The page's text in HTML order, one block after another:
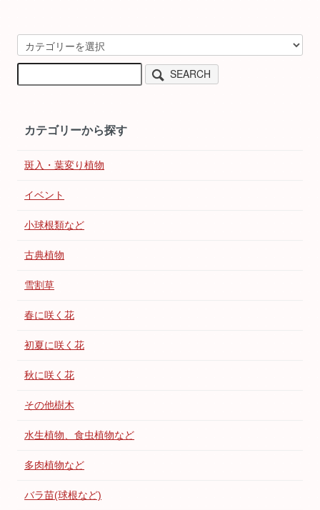
SEARCH
カテゴリーから探す
斑入・葉変り植物
イベント
小球根類など
古典植物
雪割草
春に咲く花
初夏に咲く花
秋に咲く花
その他樹木
水生植物、食虫植物など
多肉植物など
バラ苗(球根など)